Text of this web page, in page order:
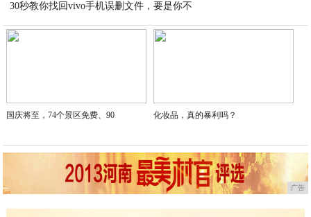
30秒教你找回vivo手机误删文件，要是你不
2020-08-23
国庆将至，74个景区免费、90 化妆品，真的暴利吗？
广告